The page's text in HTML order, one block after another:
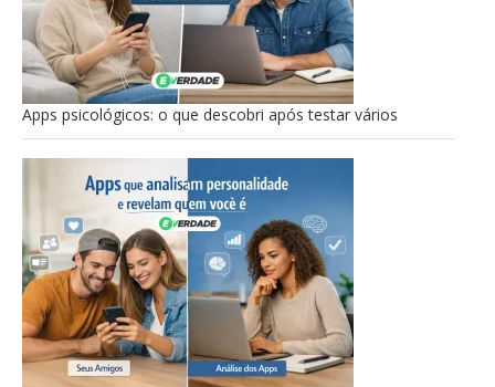
Apps psicológicos: o que descobri após testar vários